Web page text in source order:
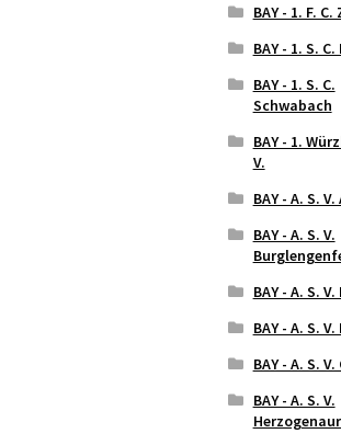
BAY - 1. F. C.
BAY - 1. S.
BAY - 1. S. C.
Schwabach
BAY - 1.
V.
BAY - A. S.
BAY - A. S. V.
BAY - A. S.
BAY - A. S.
BAY - A. S.
BAY - A. S. V.